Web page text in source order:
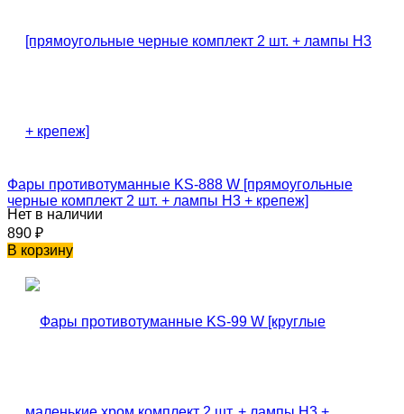
Фары противотуманные KS-888 W [прямоугольные
черные комплект 2 шт. + лампы H3 + крепеж]
Нет в наличии
890 ₽
В корзину